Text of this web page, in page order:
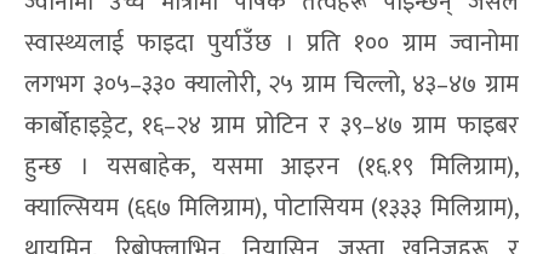
स्वास्थ्यलाई फाइदा पुर्याउँछ । प्रति १०० ग्राम ज्वानोमा
लगभग ३०५–३३० क्यालोरी, २५ ग्राम चिल्लो, ४३–४७ ग्राम
कार्बोहाइड्रेट, १६–२४ ग्राम प्रोटिन र ३९–४७ ग्राम फाइबर
हुन्छ । यसबाहेक, यसमा आइरन (१६.१९ मिलिग्राम),
क्याल्सियम (६६७ मिलिग्राम), पोटासियम (१३३३ मिलिग्राम),